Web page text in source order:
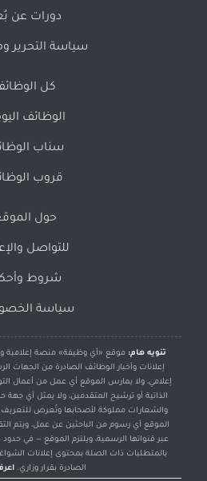
دورات عن
سياسة التحرير
كل
الوظائف
سناب
قروب
حول
للتواصل
شروط
سياسة
تنويه هام: موقع «أي وظيفة» منصة إعلامية
إعلانات وأخبار الوظائف الصادرة من
إعلامي، ولا يمارس الموقع أي عمل من أعمال
الذاتية أو ترشيح المتقدمين، ولا يمثل أي
والشعارات مملوكة لأصحابها وتُعرض للتعريف
الموقع أي رسوم من الباحثين عن عمل، ويتم
عبر قنواتها الرسمية، ويلتزم الموقع — في حدود
بالمتطلبات ذات الصلة بمحتوى إعلانات
الصادرة بقرار وزاري.